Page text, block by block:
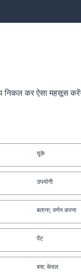
कर ऐसा महसूस
यूके
उपयोगी
बताना; वर्णन करना
पेंट
बस; केवल